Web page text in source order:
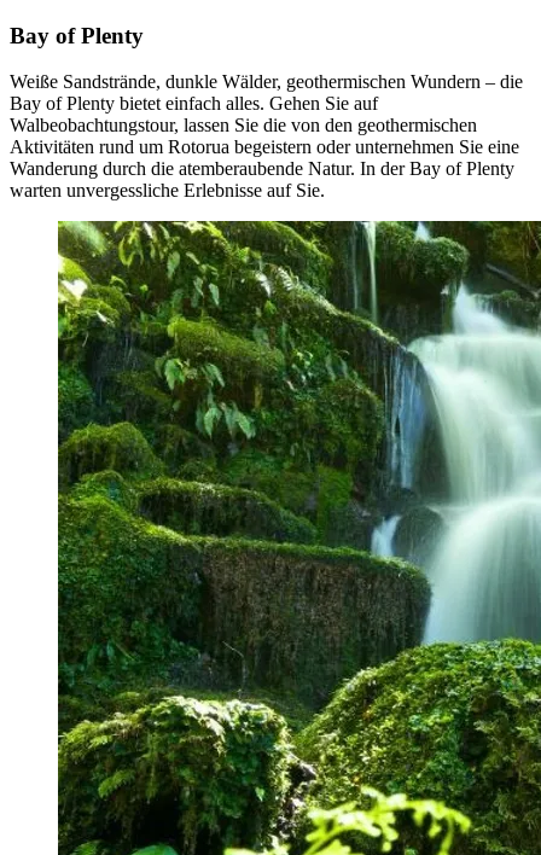
Bay of Plenty
Weiße Sandstrände, dunkle Wälder, geothermischen Wundern – die
Bay of Plenty bietet einfach alles. Gehen Sie auf
Walbeobachtungstour, lassen Sie die von den geothermischen
Aktivitäten rund um Rotorua begeistern oder unternehmen Sie eine
Wanderung durch die atemberaubende Natur. In der Bay of Plenty
warten unvergessliche Erlebnisse auf Sie.